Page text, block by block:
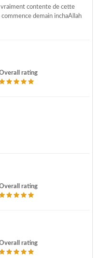
contente de cette
demain inchaAllah
rating
rating
rating